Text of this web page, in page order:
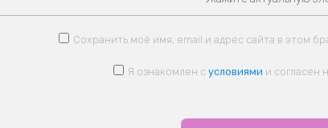
Сохранить моё имя, email и адрес сайта в этом
Я ознакомлен с условиями и согласен